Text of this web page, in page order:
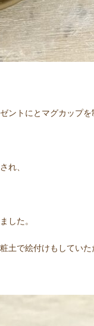
ントにとマグカップを
れ、
した。
土で絵付けもしてい